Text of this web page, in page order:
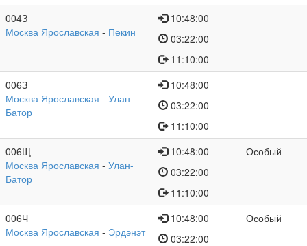
004З
Москва Ярославская - Пекин
10:48:00
03:22:00
11:10:00
006З
Москва Ярославская - Улан-
Батор
10:48:00
03:22:00
11:10:00
006Щ
Москва Ярославская - Улан-
Батор
10:48:00
03:22:00
11:10:00
Особый
006Ч
Москва Ярославская - Эрдэнэт
10:48:00
03:22:00
Особый